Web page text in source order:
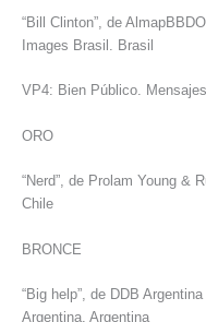
“Bill Clinton”, de
Images Brasil. Brasil
VP4: Bien Público.
ORO
“Nerd”, de Prolam Young &
Chile
BRONCE
“Big help”, de DDB
Argentina. Argentina